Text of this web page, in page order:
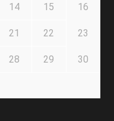
14 15 16
21 22 23
28 29 30